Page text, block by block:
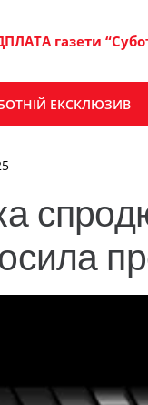
газети
ЕКСКЛЮЗИВ